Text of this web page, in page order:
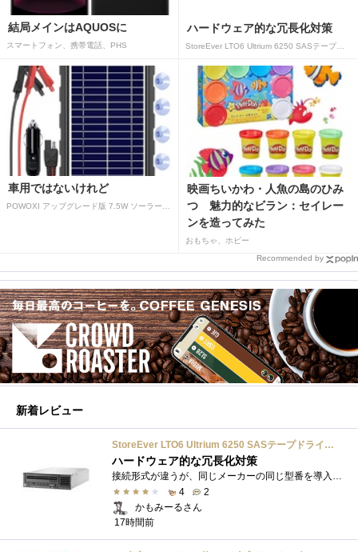
結局メインはAQUOSに
スマートフォン、携帯電話、PHS
ハードウェア的な冗長化対策
車用ではないけれど
映画ちいかわ・人魚の島のひみ
つ 魅力的なビラン：セイレー
ンを造ってみた
おもちゃ、ホビー
Recommended by
新着レビュー
StoreEver LTO6 Ultrium 6250 SASテープドライブ(内蔵型)
ハードウェア的な冗長化対策
接続形式が違うが、同じメーカーの同じ型番を導入しています。製品としてのレビューは下記の方で行っています。いざ使おうとしたときに故障�...
4
2
かもみーるさん
17時間前